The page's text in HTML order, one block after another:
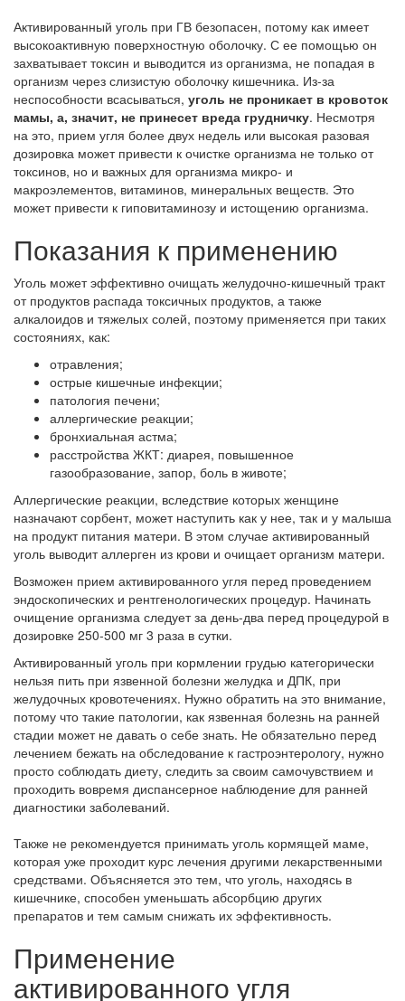
Активированный уголь при ГВ безопасен, потому как имеет
высокоактивную поверхностную оболочку. С ее помощью он
захватывает токсин и выводится из организма, не попадая в
организм через слизистую оболочку кишечника. Из-за
неспособности всасываться, уголь не проникает в кровоток
мамы, а, значит, не принесет вреда грудничку. Несмотря
на это, прием угля более двух недель или высокая разовая
дозировка может привести к очистке организма не только от
токсинов, но и важных для организма микро- и
макроэлементов, витаминов, минеральных веществ. Это
может привести к гиповитаминозу и истощению организма.
Показания к применению
Уголь может эффективно очищать желудочно-кишечный тракт
от продуктов распада токсичных продуктов, а также
алкалоидов и тяжелых солей, поэтому применяется при таких
состояниях, как:
отравления;
острые кишечные инфекции;
патология печени;
аллергические реакции;
бронхиальная астма;
расстройства ЖКТ: диарея, повышенное
газообразование, запор, боль в животе;
Аллергические реакции, вследствие которых женщине
назначают сорбент, может наступить как у нее, так и у малыша
на продукт питания матери. В этом случае активированный
уголь выводит аллерген из крови и очищает организм матери.
Возможен прием активированного угля перед проведением
эндоскопических и рентгенологических процедур. Начинать
очищение организма следует за день-два перед процедурой в
дозировке 250-500 мг 3 раза в сутки.
Активированный уголь при кормлении грудью категорически
нельзя пить при язвенной болезни желудка и ДПК, при
желудочных кровотечениях. Нужно обратить на это внимание,
потому что такие патологии, как язвенная болезнь на ранней
стадии может не давать о себе знать. Не обязательно перед
лечением бежать на обследование к гастроэнтерологу, нужно
просто соблюдать диету, следить за своим самочувствием и
проходить вовремя диспансерное наблюдение для ранней
диагностики заболеваний.
Также не рекомендуется принимать уголь кормящей маме,
которая уже проходит курс лечения другими лекарственными
средствами. Объясняется это тем, что уголь, находясь в
кишечнике, способен уменьшать абсорбцию других
препаратов и тем самым снижать их эффективность.
Применение
активированного угля